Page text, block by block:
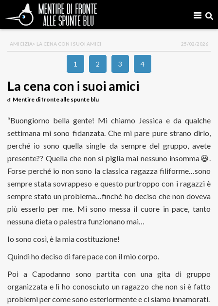
AMICIZIA> LA CENA CON I SUOI AMICI 25/02/2026
1 2 3 4
La cena con i suoi amici
di Mentire di fronte alle spunte blu
“Buongiorno bella gente! Mi chiamo Jessica e da qualche
settimana mi sono fidanzata. Che mi pare pure strano dirlo,
perché io sono quella single da sempre del gruppo, avete
presente?? Quella che non si piglia mai nessuno insomma😆.
Forse perché io non sono la classica ragazza filiforme…sono
sempre stata sovrappeso e questo purtroppo con i ragazzi è
sempre stato un problema…finché ho deciso che non doveva
più esserlo per me. Mi sono messa il cuore in pace, tanto
nessuna dieta o palestra funzionano mai…
Io sono così, è la mia costituzione!
Quindi ho deciso di fare pace con il mio corpo.
Poi a Capodanno sono partita con una gita di gruppo
organizzata e lì ho conosciuto un ragazzo che non si è fatto
problemi per come sono esteriormente e ci siamo innamorati.